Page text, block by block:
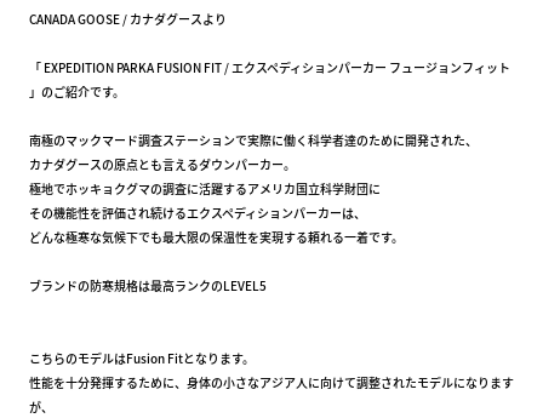
CANADA GOOSE / カナダグースより
「 EXPEDITION PARKA FUSION FIT / エクスペディションパーカー フュージョンフィット
」のご紹介です。
南極のマックマード調査ステーションで実際に働く科学者達のために開発された、
カナダグースの原点とも言えるダウンパーカー。
極地でホッキョクグマの調査に活躍するアメリカ国立科学財団に
その機能性を評価され続けるエクスペディションパーカーは、
どんな極寒な気候下でも最大限の保温性を実現する頼れる一着です。
ブランドの防寒規格は最高ランクのLEVEL5
こちらのモデルはFusion Fitとなります。
性能を十分発揮するために、身体の小さなアジア人に向けて調整されたモデルになります
が、